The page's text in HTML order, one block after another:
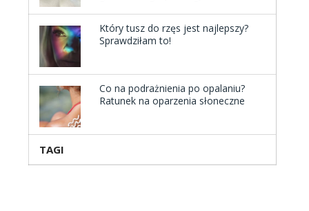
Który tusz do rzęs jest najlepszy?
Sprawdziłam to!
Co na podrażnienia po opalaniu?
Ratunek na oparzenia słoneczne
TAGI